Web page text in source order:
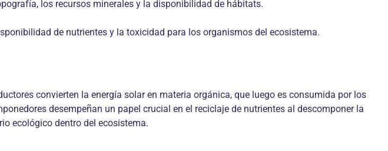
los recursos minerales y la disponibilidad de hábitats.
de nutrientes y la toxicidad para los organismos del ecosistema.
convierten la energía solar en materia orgánica, que luego es consumida por los
desempeñan un papel crucial en el reciclaje de nutrientes al descomponer la
ecológico dentro del ecosistema.